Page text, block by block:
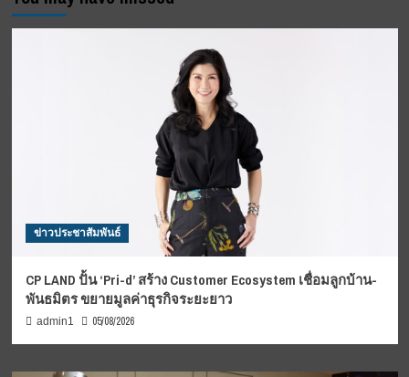
ข่าวประชาสัมพันธ์
CP LAND ปั้น ‘Pri-d’ สร้าง Customer Ecosystem เชื่อมลูกบ้าน-
พันธมิตร ขยายมูลค่าธุรกิจระยะยาว
admin1 05/08/2026